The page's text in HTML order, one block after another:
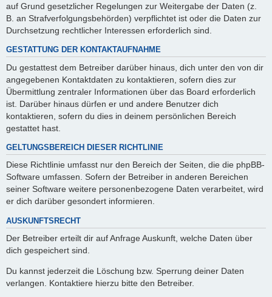
auf Grund gesetzlicher Regelungen zur Weitergabe der Daten (z.
B. an Strafverfolgungsbehörden) verpflichtet ist oder die Daten zur
Durchsetzung rechtlicher Interessen erforderlich sind.
GESTATTUNG DER KONTAKTAUFNAHME
Du gestattest dem Betreiber darüber hinaus, dich unter den von dir
angegebenen Kontaktdaten zu kontaktieren, sofern dies zur
Übermittlung zentraler Informationen über das Board erforderlich
ist. Darüber hinaus dürfen er und andere Benutzer dich
kontaktieren, sofern du dies in deinem persönlichen Bereich
gestattet hast.
GELTUNGSBEREICH DIESER RICHTLINIE
Diese Richtlinie umfasst nur den Bereich der Seiten, die die phpBB-
Software umfassen. Sofern der Betreiber in anderen Bereichen
seiner Software weitere personenbezogene Daten verarbeitet, wird
er dich darüber gesondert informieren.
AUSKUNFTSRECHT
Der Betreiber erteilt dir auf Anfrage Auskunft, welche Daten über
dich gespeichert sind.
Du kannst jederzeit die Löschung bzw. Sperrung deiner Daten
verlangen. Kontaktiere hierzu bitte den Betreiber.